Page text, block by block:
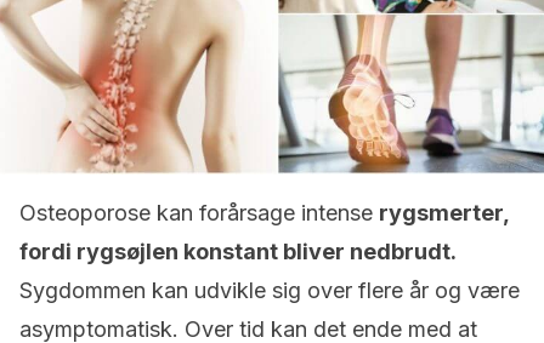
Osteoporose kan forårsage intense rygsmerter,
fordi rygsøjlen konstant bliver nedbrudt.
Sygdommen kan udvikle sig over flere år og være
asymptomatisk. Over tid kan det ende med at